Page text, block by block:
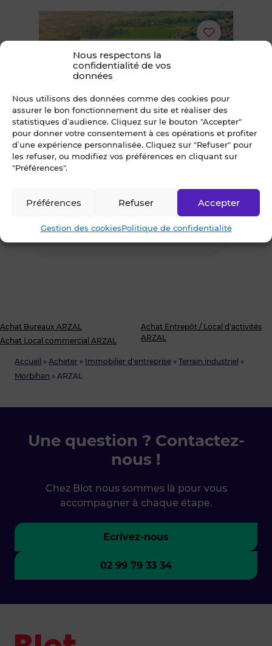
Nous respectons la
confidentialité de vos
données
Nous utilisons des données comme des cookies pour
assurer le bon fonctionnement du site et réaliser des
statistiques d’audience. Cliquez sur le bouton "Accepter"
pour donner votre consentement à ces opérations et profiter
d’une expérience personnalisée. Cliquez sur "Refuser" pour
les refuser, ou modifiez vos préférences en cliquant sur
"Préférences".
Accepter
Refuser
Préférences
Gestion des cookiesPolitique de confidentialité
Accueil » Acheter » Immobilier d'entreprise » Terrain industriel »
Morbihan » ARZAL
Ajouter
le
bien
favoris
3
À VENDRE
*droits enregistrement en sus
Achat Bureaux ARZAL
Achat Local commercial ARZAL
Achat Entrepôt / Local d’activités
ARZAL
Une question ? Contactez-
nous !
Chez Blot nous sommes là pour vous
accompagner à chaque étape.
Ecrivez-nous
02 99 79 33 34